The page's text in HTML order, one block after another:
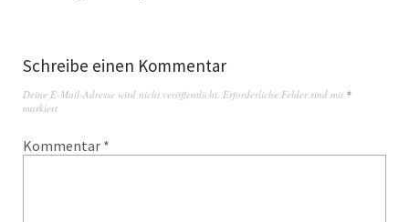
Schreibe einen Kommentar
Deine E-Mail-Adresse wird nicht veröffentlicht. Erforderliche Felder sind mit *
markiert
Kommentar *